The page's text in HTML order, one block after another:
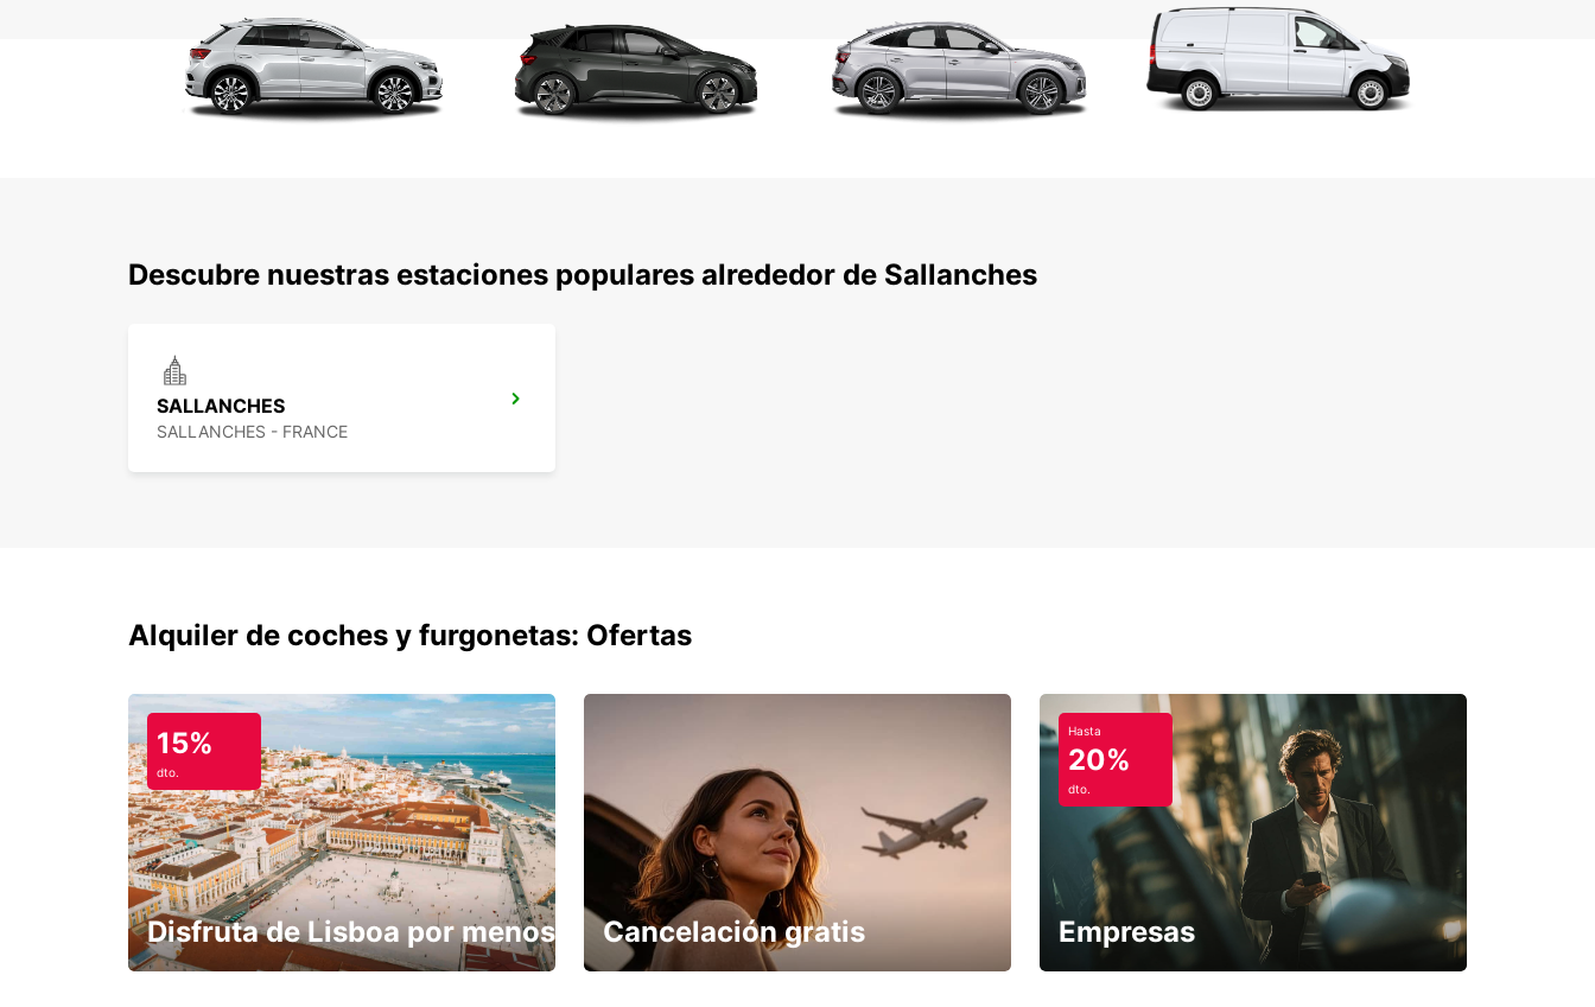
tren, lo que te permite iniciar tu viaje de forma rápida y
cómoda. Nuestra plataforma online permite reservar en
pocos minutos, adaptándonos a alquileres de corta,
media o larga duración. Además, ofrecemos la opción
de alquileres de ida, facilitando itinerarios flexibles sin
Recogida y devolución en múltiples ubicaciones
Descubre nuestras estaciones populares alrededor de Sallanches
SALLANCHES
SALLANCHES - FRANCE
Alquiler de coches y furgonetas: Ofertas
15%
dto.
Disfruta de Lisboa por menos Cancelación gratis
Hasta
20%
dto.
Empresas